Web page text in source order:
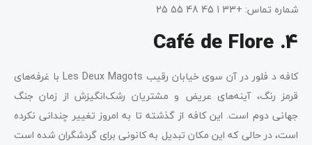
شماره تماس: +33 1 45 48 55 25
4. Café de Flore
کافه د فلور در آن سوی خیابان رقیب Les Deux Magots با غرفه‌های
قرمز رنگ، آینه‌های عریض و مشتریان رشک‌انگیزش از زمان جنگ
جهانی دوم است. این کافه از گذشته تا به امروز تغییر چندانی نکرده
است، در حالی که این مکان تبدیل به کانونی برای گردشگران شده است